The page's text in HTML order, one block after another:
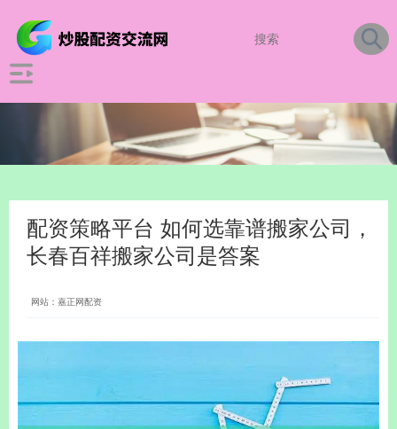
配资策略平台 如何选靠谱搬家公司，
长春百祥搬家公司是答案
网站：嘉正网配资